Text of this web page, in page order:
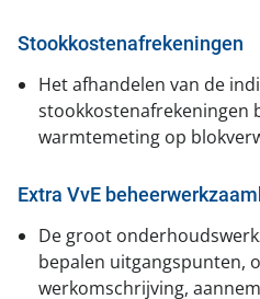
Stookkostenafrekeningen
Het afhandelen van de
stookkostenafrekeningen
warmtemeting op
Extra VvE
De groot
bepalen uitgangspunten,
werkomschrijving,